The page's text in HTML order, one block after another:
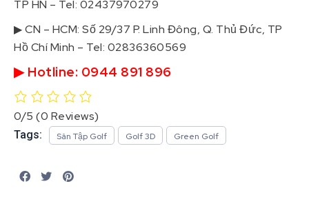
TP HN – Tel: 02437970279
▶ CN – HCM: Số 29/37 P. Linh Đông, Q. Thủ Đức, TP
Hồ Chí Minh – Tel: 02836360569
▶ Hotline: 0944 891 896
0/5 (0 Reviews)
Tags: Sân Tập Golf Golf 3D Green Golf